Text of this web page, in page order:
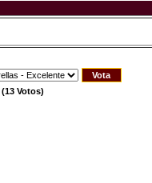
(13 Votos)